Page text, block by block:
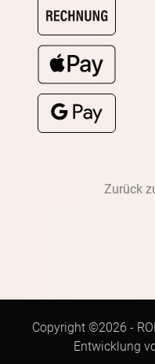
Zurück
Copyright ©2026 -
Entwicklung